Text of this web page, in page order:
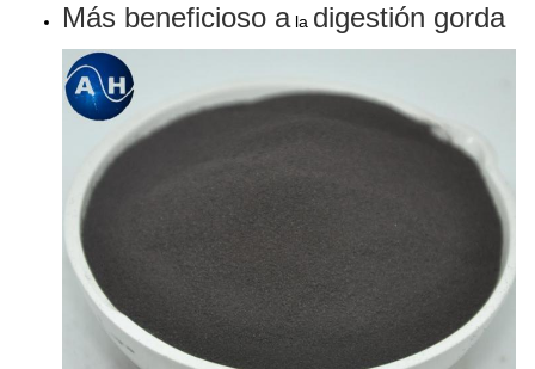
Más beneficioso ala digestión gorda